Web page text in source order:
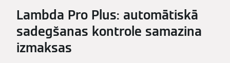
Lambda Pro Plus: automātiskā
sadegšanas kontrole samazina
izmaksas